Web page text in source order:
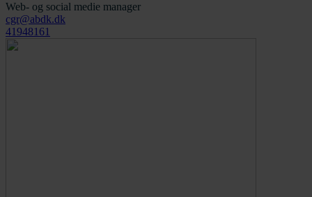
Web- og social medie manager
cgr@abdk.dk
41948161